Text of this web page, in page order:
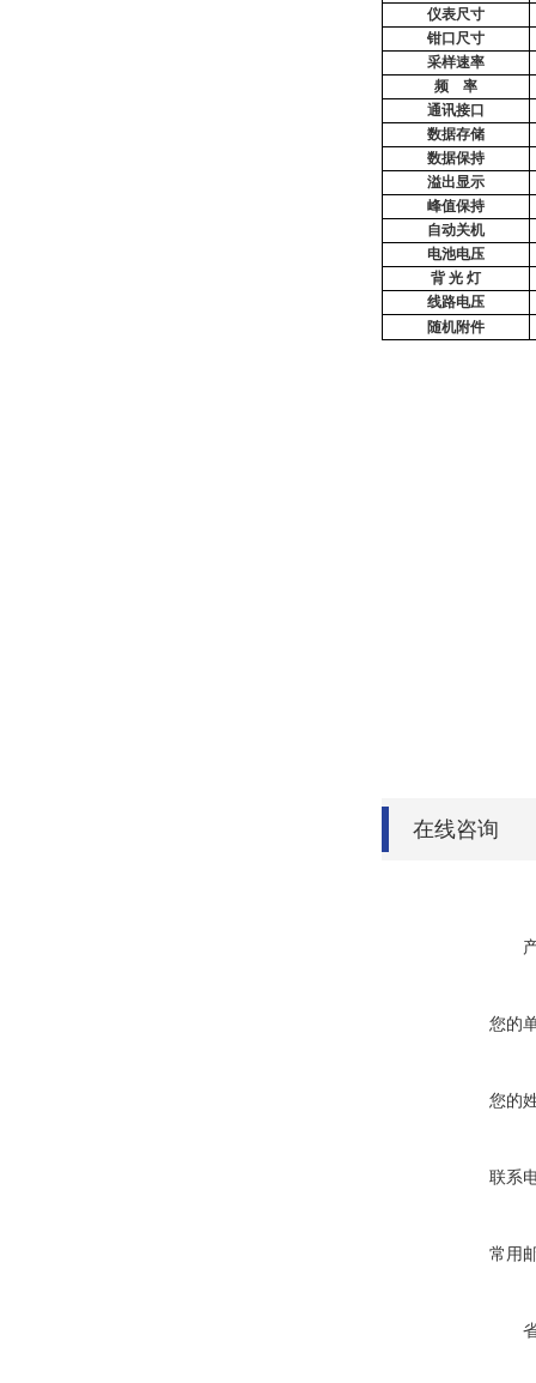
仪表尺寸
钳口尺寸
采样速率
频
率
通讯接口
数据存储
数据保持
溢出显示
峰值保持
自动关机
电池电压
背 光 灯
线路电压
随机附件
在线咨询
您的
您的
联系
常用